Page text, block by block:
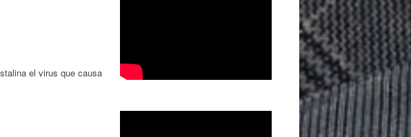
el virus que causa